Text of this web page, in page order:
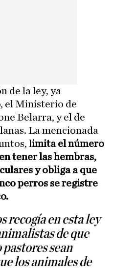
de la ley, ya
el Ministerio de
Belarra, y el de
La mencionada
limita el número
tener las hembras,
y obliga a que
perros se registre
recogía en esta ley
de que
pastores sean
los animales de